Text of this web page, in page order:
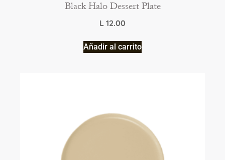
Black Halo Dessert Plate
L 12.00
Añadir al carrito